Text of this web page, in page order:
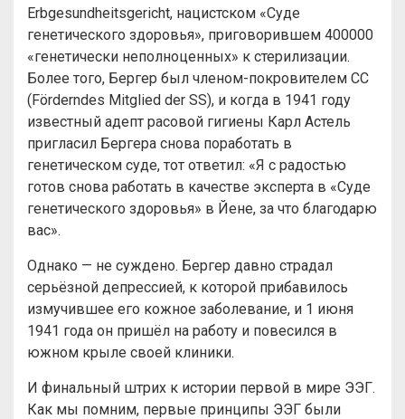
Erbgesundheitsgericht, нацистском «Суде
генетического здоровья», приговорившем 400000
«генетически неполноценных» к стерилизации.
Более того, Бергер был членом-покровителем СС
(Förderndes Mitglied der SS), и когда в 1941 году
известный адепт расовой гигиены Карл Астель
пригласил Бергера снова поработать в
генетическом суде, тот ответил: «Я с радостью
готов снова работать в качестве эксперта в «Суде
генетического здоровья» в Йене, за что благодарю
вас».
Однако — не суждено. Бергер давно страдал
серьёзной депрессией, к которой прибавилось
измучившее его кожное заболевание, и 1 июня
1941 года он пришёл на работу и повесился в
южном крыле своей клиники.
И финальный штрих к истории первой в мире ЭЭГ.
Как мы помним, первые принципы ЭЭГ были